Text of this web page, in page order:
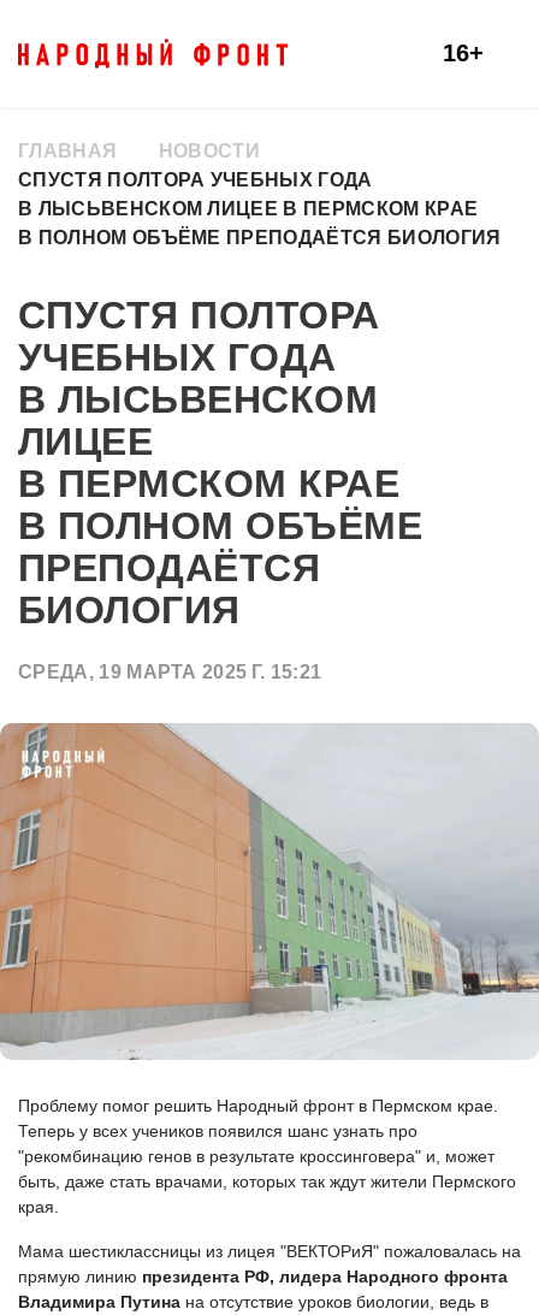
16+
ГЛАВНАЯ
НОВОСТИ
СПУСТЯ ПОЛТОРА УЧЕБНЫХ ГОДА
В ЛЫСЬВЕНСКОМ ЛИЦЕЕ В ПЕРМСКОМ КРАЕ
В ПОЛНОМ ОБЪЁМЕ ПРЕПОДАЁТСЯ БИОЛОГИЯ
СПУСТЯ ПОЛТОРА
УЧЕБНЫХ ГОДА
В ЛЫСЬВЕНСКОМ
ЛИЦЕЕ
В ПЕРМСКОМ КРАЕ
В ПОЛНОМ ОБЪЁМЕ
ПРЕПОДАЁТСЯ
БИОЛОГИЯ
СРЕДА, 19 МАРТА 2025 Г. 15:21
Проблему помог решить Народный фронт в Пермском крае.
Теперь у всех учеников появился шанс узнать про
"рекомбинацию генов в результате кроссинговера" и, может
быть, даже стать врачами, которых так ждут жители Пермского
края.
Мама шестиклассницы из лицея "ВЕКТОРиЯ" пожаловалась на
прямую линию президента РФ, лидера Народного фронта
Владимира Путина на отсутствие уроков биологии, ведь в